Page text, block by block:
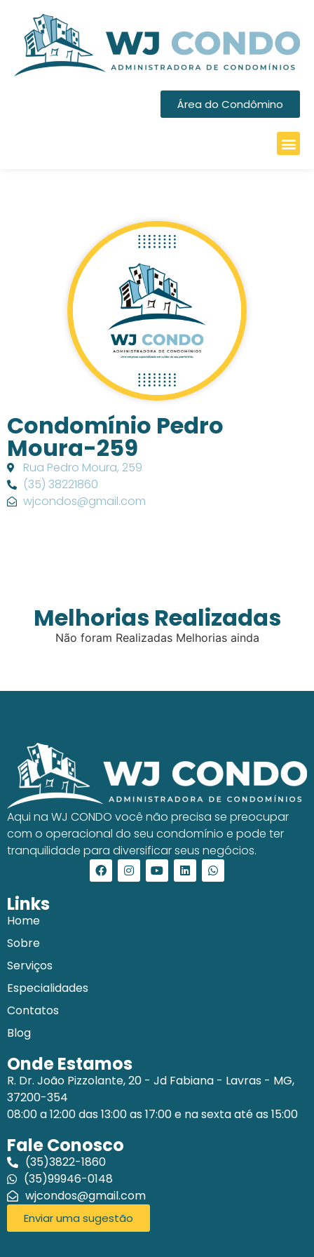
Área do Condômino
Condomínio Pedro
Moura-259
Rua Pedro Moura, 259
(35) 38221860
wjcondos@gmail.com
Melhorias Realizadas
Não foram Realizadas Melhorias ainda
Aqui na WJ CONDO você não precisa se preocupar
com o operacional do seu condomínio e pode ter
tranquilidade para diversificar seus negócios.
Links
Home
Sobre
Serviços
Especialidades
Contatos
Blog
Onde Estamos
R. Dr. João Pizzolante, 20 - Jd Fabiana - Lavras - MG,
37200-354
08:00 a 12:00 das 13:00 as 17:00 e na sexta até as 15:00
Fale Conosco
(35)3822-1860
(35)99946-0148
wjcondos@gmail.com
Enviar uma sugestão